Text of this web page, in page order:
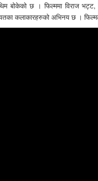
थिम बोकेको छ । फिल्ममा विराज
कलाकारहरुको अभिनय छ ।